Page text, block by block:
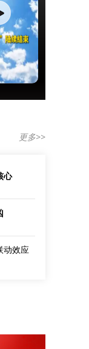
更多>>
心
动效应